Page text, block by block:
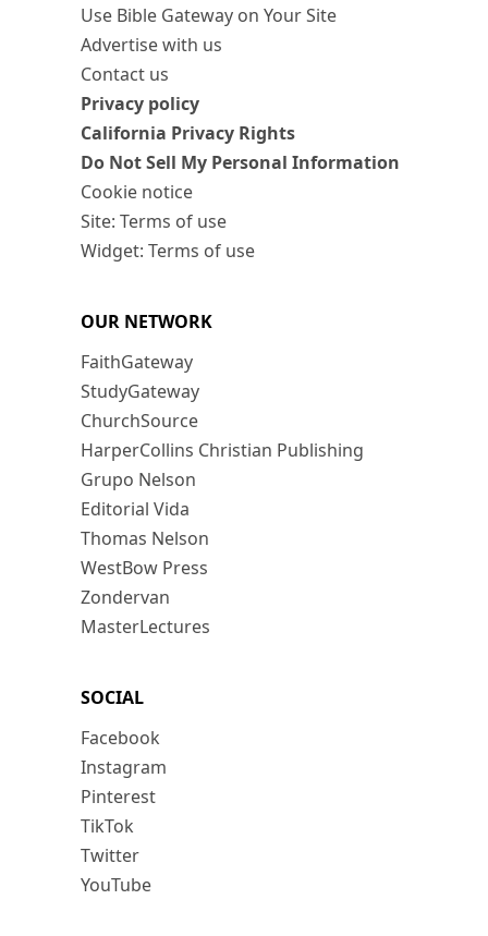
Use Bible Gateway on Your Site
Advertise with us
Contact us
Privacy policy
California Privacy Rights
Do Not Sell My Personal Information
Cookie notice
Site: Terms of use
Widget: Terms of use
OUR NETWORK
FaithGateway
StudyGateway
ChurchSource
HarperCollins Christian Publishing
Grupo Nelson
Editorial Vida
Thomas Nelson
WestBow Press
Zondervan
MasterLectures
SOCIAL
Facebook
Instagram
Pinterest
TikTok
Twitter
YouTube